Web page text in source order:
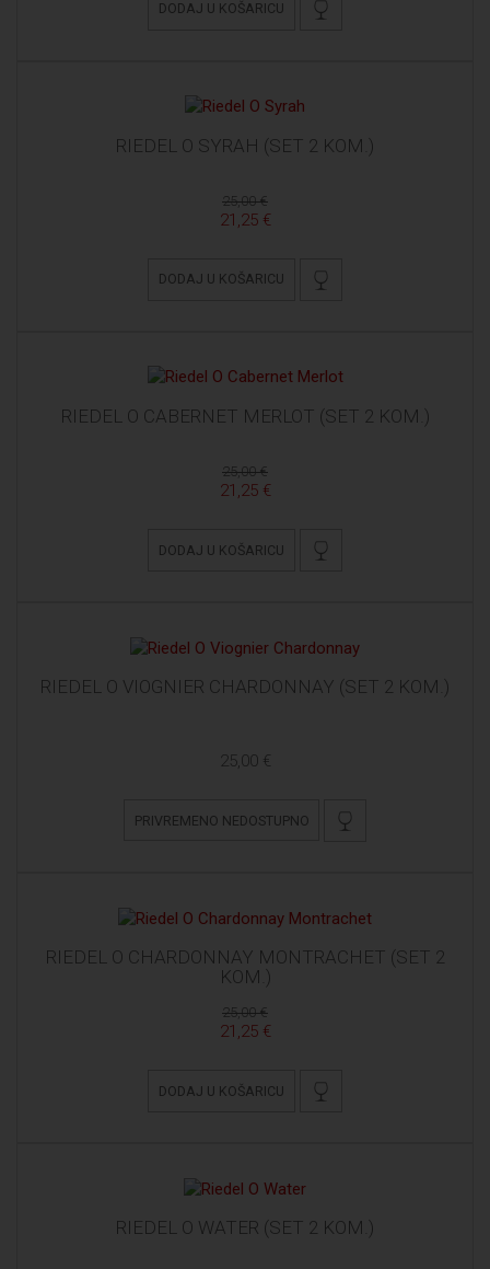
DODAJ U KOŠARICU
RIEDEL O SYRAH (SET 2 KOM.)
25,00 €
21,25 €
DODAJ U KOŠARICU
RIEDEL O CABERNET MERLOT (SET 2 KOM.)
25,00 €
21,25 €
DODAJ U KOŠARICU
RIEDEL O VIOGNIER CHARDONNAY (SET 2 KOM.)
25,00 €
PRIVREMENO NEDOSTUPNO
RIEDEL O CHARDONNAY MONTRACHET (SET 2
KOM.)
25,00 €
21,25 €
DODAJ U KOŠARICU
RIEDEL O WATER (SET 2 KOM.)